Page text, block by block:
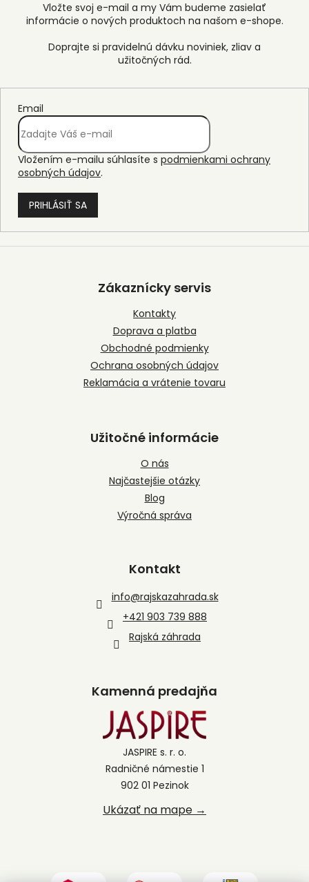
Vložte svoj e-mail a my Vám budeme zasielať
informácie o nových produktoch na našom e-shope.
Email
Vložením e-mailu súhlasíte s podmienkami ochrany
osobných údajov.
PRIHLÁSIŤ SA
Z
Zákaznícky servis
Kontakty
Doprava a platba
Obchodné podmienky
Ochrana osobných údajov
Reklamácia a vrátenie tovaru
Užitočné informácie
O nás
Najčastejšie otázky
Blog
Výročná správa
Kontakt
info@rajskazahrada.sk
+421 903 739 888
Rajská záhrada
Kamenná predajňa
JASPIRE s. r. o.
Radničné námestie 1
902 01 Pezinok
Ukázať na mape →